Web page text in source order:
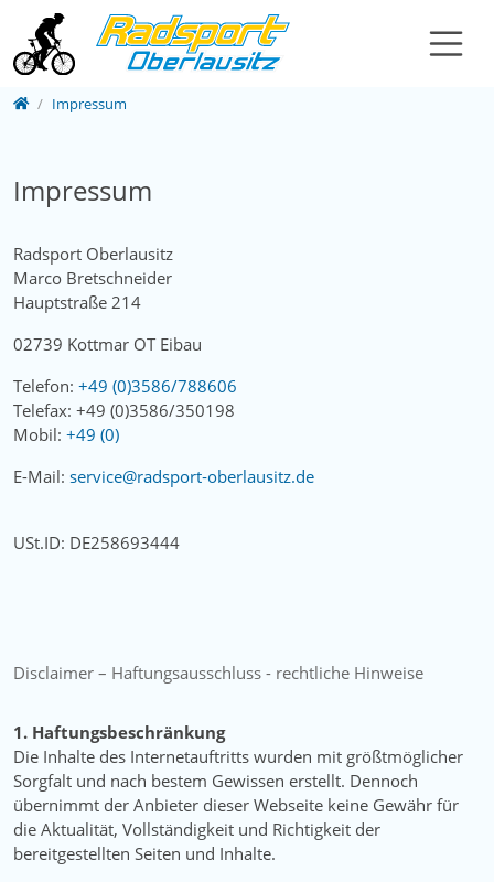
Direkt zur Hauptnavigation springen
Direkt zum Inhalt springen
HomeImpressum
Impressum
Radsport Oberlausitz
Marco Bretschneider
Hauptstraße 214
02739 Kottmar OT Eibau
Telefon: +49 (0)3586/788606
Telefax: +49 (0)3586/350198
Mobil: +49 (0)
E-Mail: service­@­radsport‑oberlausitz­.­de
USt.ID: DE258693444
Disclaimer – Haftungsausschluss - rechtliche Hinweise
1. Haftungsbeschränkung
Die Inhalte des Internetauftritts wurden mit größtmöglicher
Sorgfalt und nach bestem Gewissen erstellt. Dennoch
übernimmt der Anbieter dieser Webseite keine Gewähr für
die Aktualität, Vollständigkeit und Richtigkeit der
bereitgestellten Seiten und Inhalte.